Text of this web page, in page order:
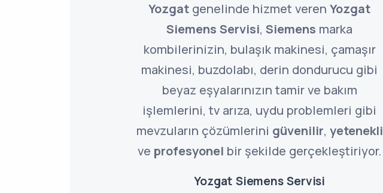
Yozgat genelinde hizmet verenYozgat
Siemens Servisi,Siemens marka
kombilerinizin, bulaşık makinesi, çamaşır
makinesi, buzdolabı, derin dondurucu gibi
beyaz eşyalarınızın tamir ve bakım
işlemlerini, tv arıza, uydu problemleri gibi
mevzuların çözümlerini güvenilir, yetenekli
ve profesyonel bir şekilde gerçekleştiriyor.
Yozgat Siemens Servisi